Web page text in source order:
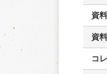
資
資
コ